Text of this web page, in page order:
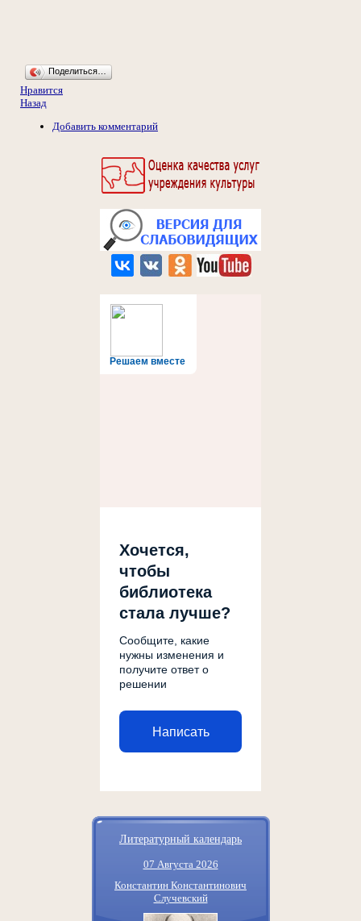
Решаем вместе
Хочется,
чтобы
библиотека
стала лучше?
Сообщите, какие
нужны изменения и
получите ответ о
решении
Написать
Литературный календарь
07 Августа 2026
Константин Константинович
Случевский
Поделиться…
Нравится
Назад
Добавить комментарий